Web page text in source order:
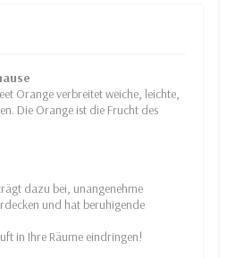
Orange verbreitet weiche, leichte,
Die Orange ist die Frucht des
dazu bei, unangenehme
und hat beruhigende
in Ihre Räume eindringen!